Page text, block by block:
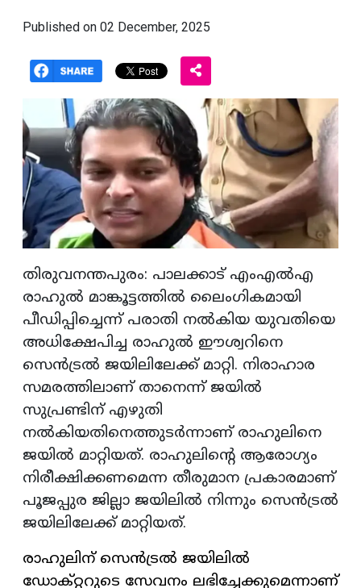
Published on 02 December, 2025
തിരുവനന്തപുരം: പാലക്കാട് എംഎൽഎ
രാഹുൽ മാങ്കൂട്ടത്തിൽ ലൈംഗികമായി
പീഡിപ്പിച്ചെന്ന് പരാതി നൽകിയ യുവതിയെ
അധിക്ഷേപിച്ച രാഹുൽ ഈശ്വറിനെ
സെൻട്രൽ ജയിലിലേക്ക് മാറ്റി. നിരാഹാര
സമരത്തിലാണ് താനെന്ന് ജയിൽ
സുപ്രണ്ടിന് എഴുതി
നൽകിയതിനെത്തുടർന്നാണ് രാഹുലിനെ
ജയിൽ മാറ്റിയ‌ത്. രാഹുലിന്‍റെ ആരോഗ‍്യം
നിരീക്ഷിക്കണമെന്ന തീരുമാന പ്രകാരമാണ്
പൂജപ്പുര ജില്ലാ ജയിലിൽ നിന്നും സെൻട്രൽ
ജയിലിലേക്ക് മാറ്റിയത്.
രാഹുലിന് സെൻട്രൽ ജയിലിൽ
ഡോക്റ്ററുടെ സേവനം ലഭിച്ചേക്കുമെന്നാണ്